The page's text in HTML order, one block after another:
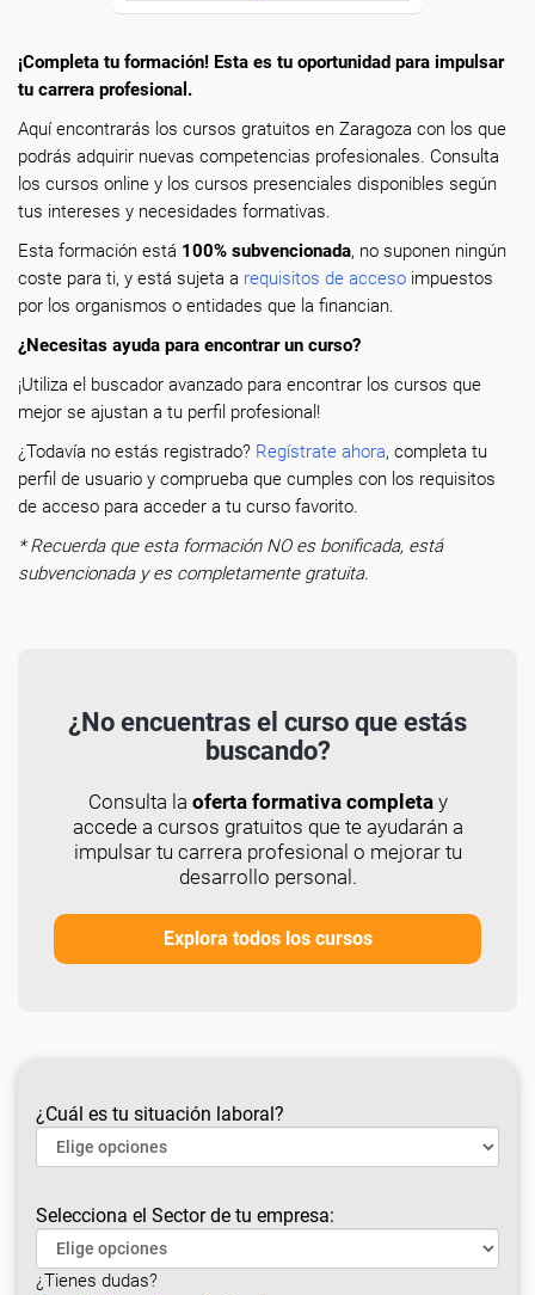
¡Completa tu formación! Esta es tu oportunidad para impulsar
tu carrera profesional.
Aquí encontrarás los cursos gratuitos en Zaragoza con los que
podrás adquirir nuevas competencias profesionales. Consulta
los cursos online y los cursos presenciales disponibles según
tus intereses y necesidades formativas.
Esta formación está 100% subvencionada, no suponen ningún
coste para ti, y está sujeta a requisitos de acceso impuestos
por los organismos o entidades que la financian.
¿Necesitas ayuda para encontrar un curso?
¡Utiliza el buscador avanzado para encontrar los cursos que
mejor se ajustan a tu perfil profesional!
¿Todavía no estás registrado? Regístrate ahora, completa tu
perfil de usuario y comprueba que cumples con los requisitos
de acceso para acceder a tu curso favorito.
* Recuerda que esta formación NO es bonificada, está
subvencionada y es completamente gratuita.
¿No encuentras el curso que estás
buscando?
Consulta la oferta formativa completay
accede a cursos gratuitos que te ayudarán a
impulsar tu carrera profesional o mejorar tu
desarrollo personal.
Explora todos los cursos
¿Cuál es tu situación laboral?
Selecciona el Sector de tu empresa:
¿Tienes dudas?